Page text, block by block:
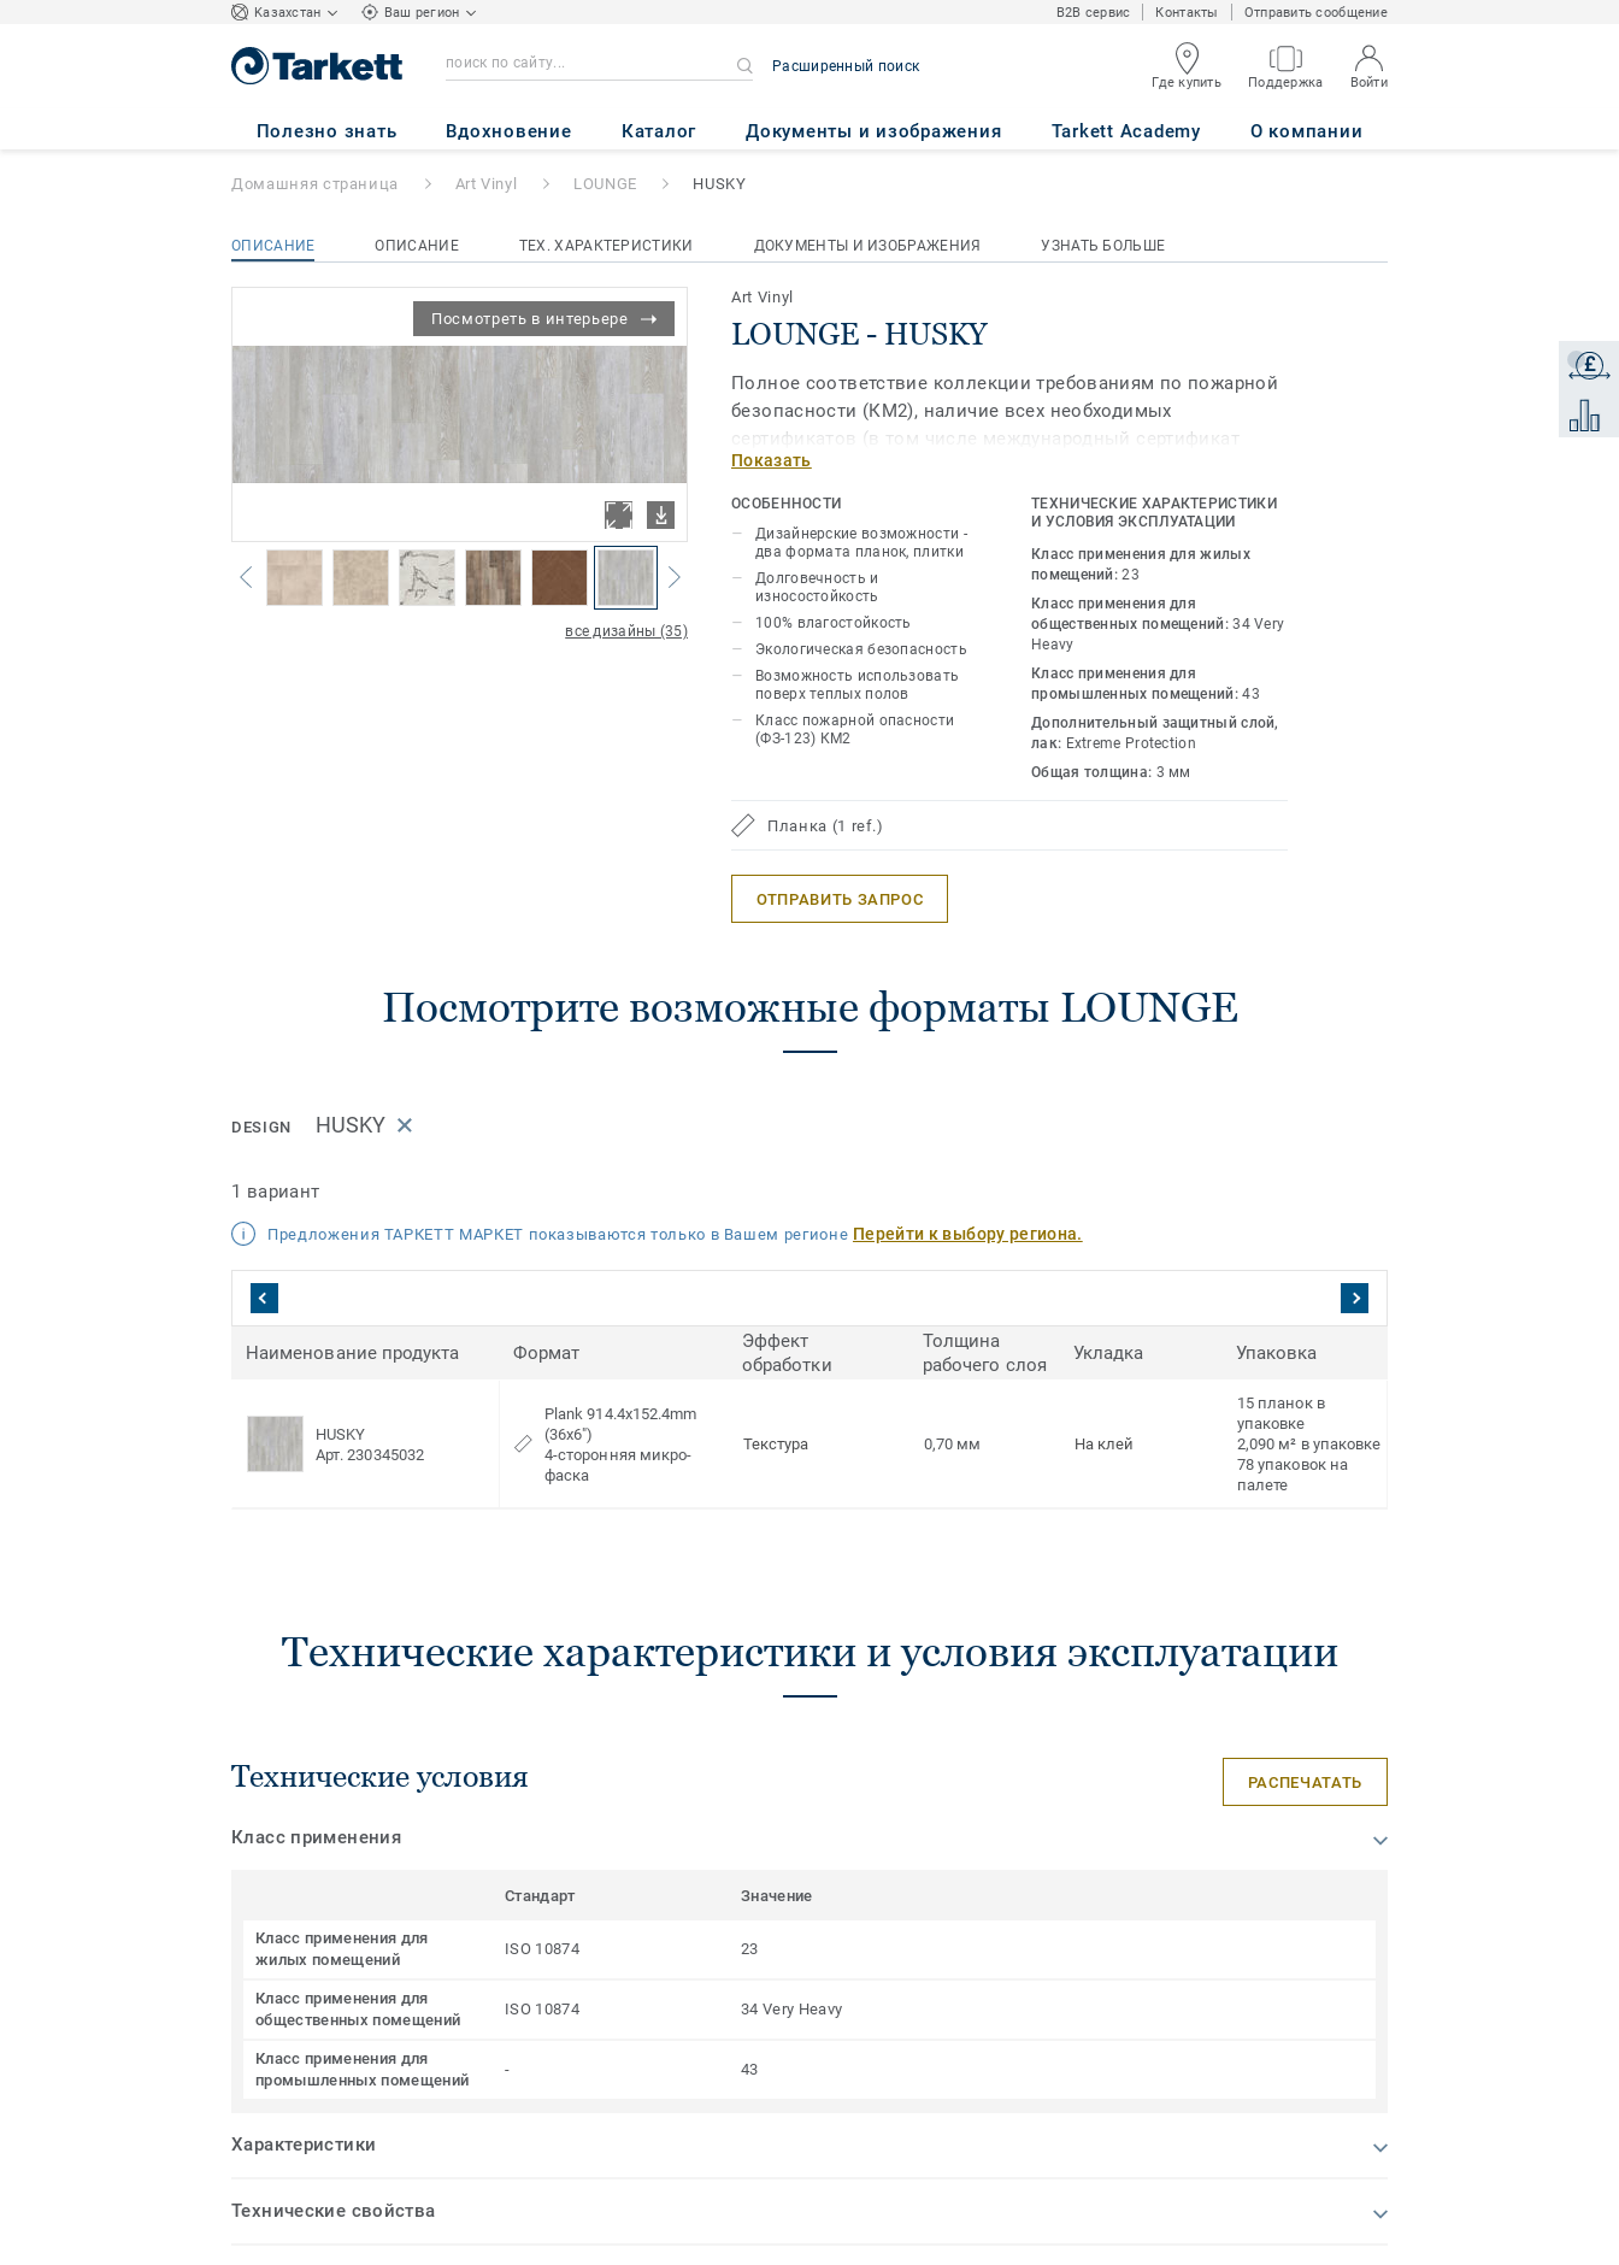
Kазахстан Ваш регион B2B сервис Контакты Отправить сообщение
Расширенный поиск
Где купить Поддержка Войти
Полезно знать Вдохновение Каталог Документы и изображения Tarkett Academy О компании
LOUNGE - HUSKY
£
Домашняя страница Art Vinyl LOUNGE HUSKY
ОПИСАНИЕ ОПИСАНИЕ ТЕХ. ХАРАКТЕРИСТИКИ ДОКУМЕНТЫ И ИЗОБРАЖЕНИЯ УЗНАТЬ БОЛЬШЕ
Посмотреть в интерьере
все дизайны (35)
Art Vinyl
LOUNGE - HUSKY
Полное соответствие коллекции требованиям по пожарной
безопасности (КМ2), наличие всех необходимых
сертификатов (в том числе международный сертификат
экомаркировки "Листок жизни), а также высокая плотность
и износостойкость (класс помещений 34/43) значительно
расширяют зоны применения этого материала. А фаска с 4-х
сторон не просто зрительно увеличивает пространство, а
создает полное ощущение натурального напольного
покрытия. Образовательные учреждения, офисы, бутики,
рестораны, магазины выгодно подчеркнут свою
индивидуальность благодаря модульности и широкому
ассортименту цветов и фактур LOUNGE. Коллекция создана
специально для тех, кто любит удобные и современные
решения, кто ценит красоту, комфорт и возможности
создания уникального дизайна. LOUNGE представлена
зонировать пространство, сочетая покрытия различных
возможностями укладки Art Vinyl вы можете ознакомиться
в брошюре с вариантами укладки.
Показать
ОСОБЕННОСТИ
Дизайнерские возможности -
два формата планок, плитки
Долговечность и
износостойкость
100% влагостойкость
Экологическая безопасность
Возможность использовать
поверх теплых полов
Класс пожарной опасности
(ФЗ-123) КМ2
ТЕХНИЧЕСКИЕ ХАРАКТЕРИСТИКИ
И УСЛОВИЯ ЭКСПЛУАТАЦИИ
Класс применения для жилых
помещений:23
Класс применения для
общественных помещений:34 Very
Heavy
Класс применения для
промышленных помещений:43
Дополнительный защитный слой,
лак: Extreme Protection
Общая толщина: 3 мм
Планка (1 ref.)
ОТПРАВИТЬ ЗАПРОС
Посмотрите возможные форматы LOUNGE
DESIGN HUSKY
1 вариант
Предложения ТАРКЕТТ МАРКЕТ показываются только в Вашем регионе Перейти к выбору региона.
Наименование продукта Формат
Эффект
обработки
Толщина
рабочего слоя
Укладка Упаковка
HUSKY
Арт. 230345032
Plank 914.4x152.4mm
(36x6")
4-сторонняя микро-
фаска
Текстура 0,70 мм На клей
15 планок в
упаковке
2,090 м² в упаковке
78 упаковок на
палете
Технические характеристики и условия эксплуатации
Технические условия РАСПЕЧАТАТЬ
Класс применения
Стандарт Значение
Класс применения для
жилых помещений
ISO 10874 23
Класс применения для
общественных помещений
ISO 10874 34 Very Heavy
Класс применения для
промышленных помещений
- 43
Характеристики
Технические свойства